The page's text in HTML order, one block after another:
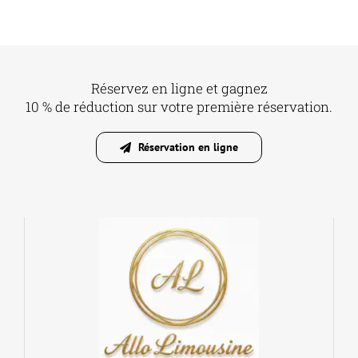
Réservez en ligne et gagnez
10 % de réduction sur votre première réservation.
Réservation en ligne